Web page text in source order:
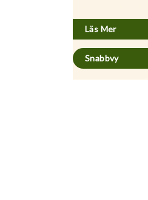
Läs Mer
Snabbvy